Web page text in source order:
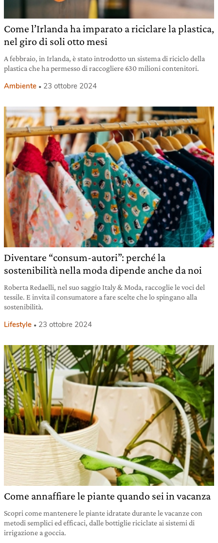
Come l’Irlanda ha imparato a riciclare la plastica,
nel giro di soli otto mesi
A febbraio, in Irlanda, è stato introdotto un sistema di riciclo della
plastica che ha permesso di raccogliere 630 milioni contenitori.
Ambiente 23 ottobre 2024
Diventare “consum-autori”: perché la
sostenibilità nella moda dipende anche da noi
Roberta Redaelli, nel suo saggio Italy & Moda, raccoglie le voci del
tessile. E invita il consumatore a fare scelte che lo spingano alla
sostenibilità.
Lifestyle 23 ottobre 2024
Come annaffiare le piante quando sei in vacanza
Scopri come mantenere le piante idratate durante le vacanze con
metodi semplici ed efficaci, dalle bottiglie riciclate ai sistemi di
irrigazione a goccia.